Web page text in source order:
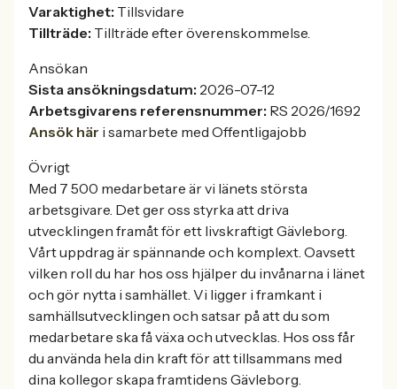
Varaktighet: Tillsvidare
Tillträde: Tillträde efter överenskommelse.
Ansökan
Sista ansökningsdatum: 2026-07-12
Arbetsgivarens referensnummer: RS 2026/1692
Ansök här i samarbete med Offentligajobb
Övrigt
Med 7 500 medarbetare är vi länets största
arbetsgivare. Det ger oss styrka att driva
utvecklingen framåt för ett livskraftigt Gävleborg.
Vårt uppdrag är spännande och komplext. Oavsett
vilken roll du har hos oss hjälper du invånarna i länet
och gör nytta i samhället. Vi ligger i framkant i
samhällsutvecklingen och satsar på att du som
medarbetare ska få växa och utvecklas. Hos oss får
du använda hela din kraft för att tillsammans med
dina kollegor skapa framtidens Gävleborg.